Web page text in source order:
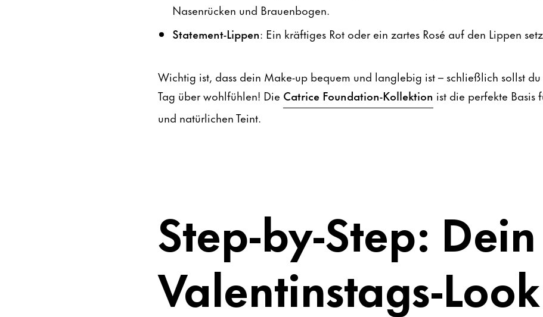
Nasenrücken und Brauenbogen.
Statement-Lippen: Ein kräftiges Rot oder ein zartes Rosé auf den Lippen
Wichtig ist, dass dein Make-up bequem und langlebig ist – schließlich sollst
Tag über wohlfühlen! Die Catrice Foundation-Kollektion ist die perfekte Basis
und natürlichen Teint.
Step-by-Step: Dein
Valentinstags-